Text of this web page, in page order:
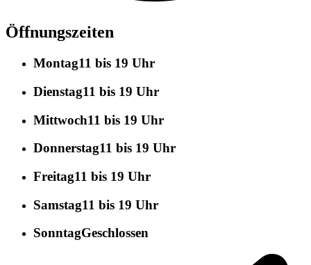
Öffnungszeiten
Montag11 bis 19 Uhr
Dienstag11 bis 19 Uhr
Mittwoch11 bis 19 Uhr
Donnerstag11 bis 19 Uhr
Freitag11 bis 19 Uhr
Samstag11 bis 19 Uhr
SonntagGeschlossen